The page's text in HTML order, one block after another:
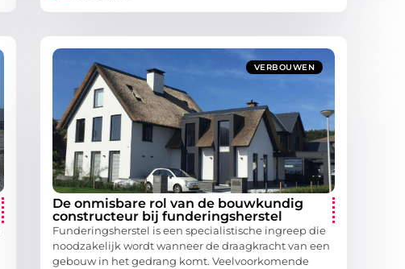
VERBOUWEN
De onmisbare rol van de bouwkundig
constructeur bij funderingsherstel
Funderingsherstel is een specialistische ingreep die
noodzakelijk wordt wanneer de draagkracht van een
gebouw in het gedrang komt. Veelvoorkomende